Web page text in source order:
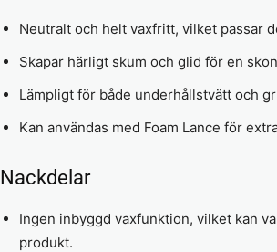
Neutralt och helt vaxfritt, vilket passar
Skapar härligt skum och glid för en
Lämpligt för både underhållstvätt och
Kan användas med Foam Lance för
Nackdelar
Ingen inbyggd vaxfunktion, vilket kan
produkt.